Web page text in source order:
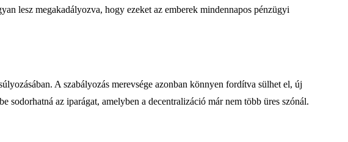
lesz megakadályozva, hogy ezeket az emberek mindennapos pénzügyi
A szabályozás merevsége azonban könnyen fordítva sülhet el, új
az iparágat, amelyben a decentralizáció már nem több üres szónál.